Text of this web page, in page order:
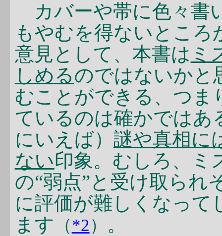
カバーや帯に色々書
もやむを得ないとこ
意見として、本書は ミ
しめるのではないかと
むことができる、つま
ているのは確かではあ
にいえば） 謎や真相に
ない印象。むしろ、ミ
の“弱点”と受け取られ
に評価が難しくなって
ます （*2）
。